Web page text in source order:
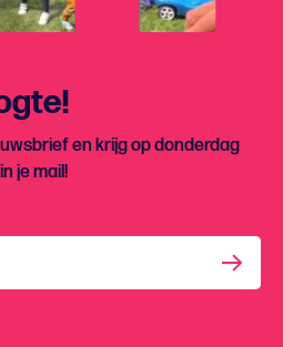
en krijg op donderdag
je mail!